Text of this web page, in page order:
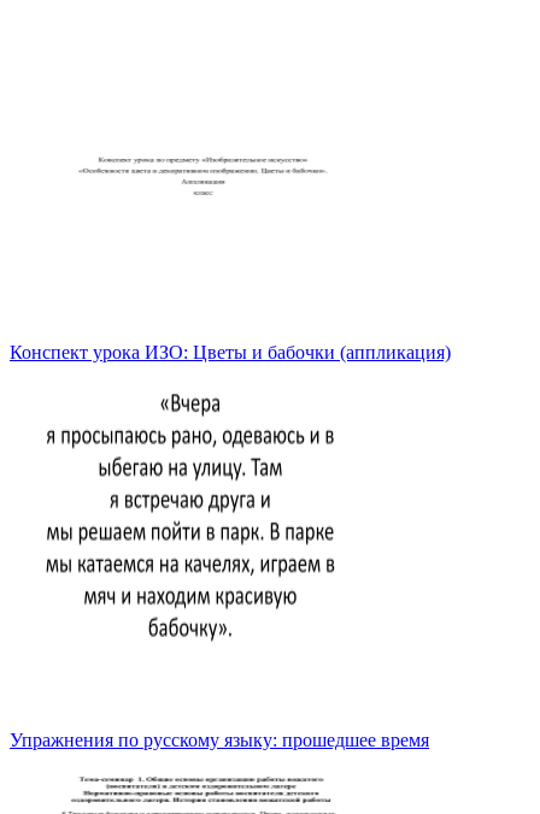
Конспект урока ИЗО: Цветы и бабочки (аппликация)
Упражнения по русскому языку: прошедшее время